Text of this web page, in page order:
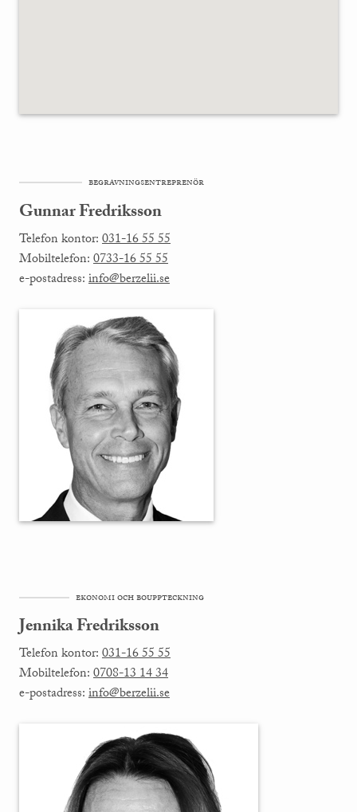
begravningsentreprenör
Gunnar Fredriksson
Telefon kontor:031-16 55 55
Mobiltelefon:0733-16 55 55
e-postadress:info@berzelii.se
ekonomi och bouppteckning
Jennika Fredriksson
Telefon kontor:031-16 55 55
Mobiltelefon:0708-13 14 34
e-postadress:info@berzelii.se